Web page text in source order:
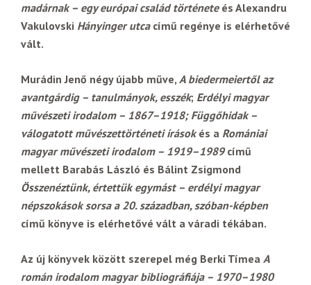
madárnak – egy európai család történeteés Alexandru
Vakulovski Hányinger utcacímű regénye is elérhetővé
vált.
Murádin Jenő négy újabb műve, A biedermeiertől az
avantgárdig – tanulmányok, esszék; Erdélyi magyar
művészeti irodalom – 1867–1918; Függőhidak –
válogatott művészettörténeti írásokés a Romániai
magyar művészeti irodalom – 1919–1989című
mellett Barabás László és Bálint Zsigmond
Összenéztünk, értettük egymást – erdélyi magyar
népszokások sorsa a 20. században, szóban-képben
című könyve is elérhetővé vált a váradi tékában.
Az új könyvek között szerepel még Berki Tímea A
román irodalom magyar bibliográfiája – 1970–1980